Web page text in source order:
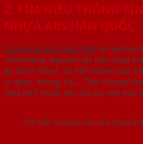
2. TÌM HIỂU THÔNG
NHỰA ABS HÀN QUỐC
Cửa nhựa Hàn Quốc ABS tại
chính hãng. Nguyên vật liệu nhập
da Deco Sheet và ABS Sheet phủ
co giản, khung LVL, Tấm
theo kích thước yêu cầu tại nhà máy
Chi tiết cấu tạo của cửa nhựa